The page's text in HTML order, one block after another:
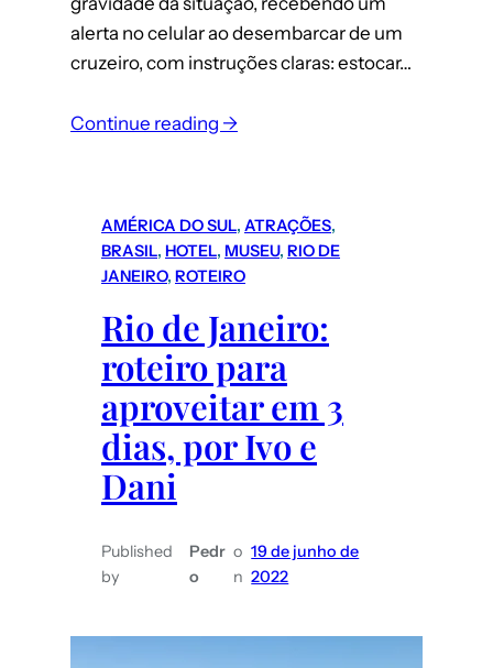
alerta no celular ao desembarcar de um
cruzeiro, com instruções claras: estocar…
Continue reading →:
potencial
para
a
Florida:
o
relato
de
estão
AMÉRICA DO SUL, ATRAÇÕES
BRASIL, HOTEL, MUSEU, RIO DE
JANEIRO, ROTEIRO
Rio de Janeiro:
roteiro para
aproveitar em 3
dias, por Ivo e
Dani
Published
by
Pedr
o
o
n
19 de junho de
2022